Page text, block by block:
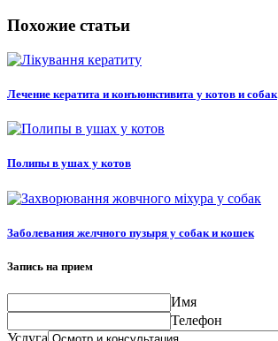
Похожие статьи
Лечение кератита и конъюнктивита у котов и собак
Полипы в ушах у котов
Заболевания желчного пузыря у собак и кошек
Запись на прием
Имя
Телефон